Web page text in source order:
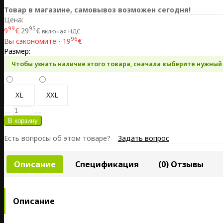
Товар в магазине, самовывоз возможен сегодня!
Цена:
999€ 2995€ включая НДС
Вы сэкономите - 1996€
Размер:
Чтобы узнать наличие этого товара, сначала выберите
XL XXL
Есть вопросы об этом товаре? Задать вопрос
Описание Спецификация (0) Отзывы
Описание